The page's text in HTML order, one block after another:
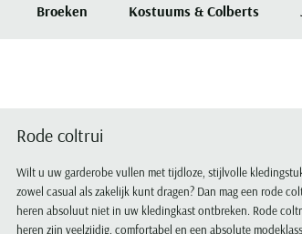
Broeken Kostuums & Colberts
Rode coltrui
Wilt u uw garderobe vullen met tijdloze, stijlvolle
zowel casual als zakelijk kunt dragen? Dan mag een rode
heren absoluut niet in uw kledingkast ontbreken. Rode
heren zijn veelzijdig, comfortabel en een absolute